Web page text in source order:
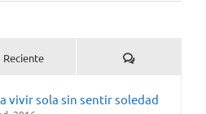
Reciente Comentarios
vivir sola sin sentir soledad